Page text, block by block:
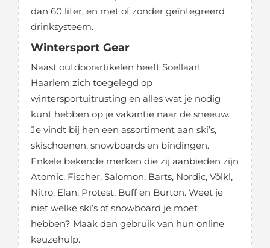
dan 60 liter, en met of zonder geïntegreerd
drinksysteem.
Wintersport Gear
Naast outdoorartikelen heeft Soellaart
Haarlem zich toegelegd op
wintersportuitrusting en alles wat je nodig
kunt hebben op je vakantie naar de sneeuw.
Je vindt bij hen een assortiment aan ski’s,
skischoenen, snowboards en bindingen.
Enkele bekende merken die zij aanbieden zijn
Atomic, Fischer, Salomon, Barts, Nordic, Völkl,
Nitro, Elan, Protest, Buff en Burton. Weet je
niet welke ski’s of snowboard je moet
hebben? Maak dan gebruik van hun online
keuzehulp.